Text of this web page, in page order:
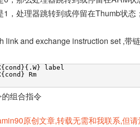
1，处理器跳转到或停留在Thumb状态；
link and exchange instruction set ,带
label
Rm
组合指令
原创文章,转载无需和我联系,但